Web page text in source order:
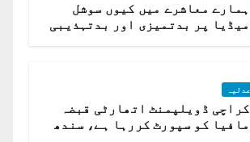
ہمارے معاشرے میں کیوں سوشل
میڈیا پر بدتمیزی اور بدتہذیبی
عدلیہ
کراچی ڈویلپمنٹ اتھارٹی قبضہ
مافیا کو سپورٹ کررہا ہے، سندھ